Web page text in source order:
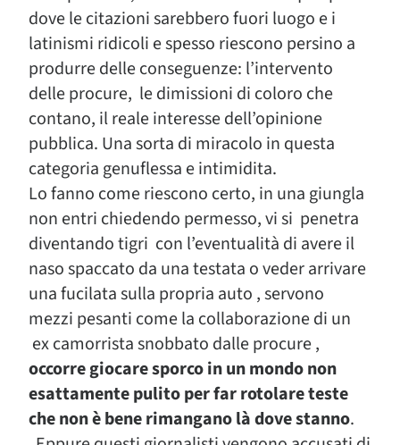
dove le citazioni sarebbero fuori luogo e i
latinismi ridicoli e spesso riescono persino a
produrre delle conseguenze: l’intervento
delle procure, le dimissioni di coloro che
contano, il reale interesse dell’opinione
pubblica. Una sorta di miracolo in questa
categoria genuflessa e intimidita.
Lo fanno come riescono certo, in una giungla
non entri chiedendo permesso, vi si penetra
diventando tigri con l’eventualità di avere il
naso spaccato da una testata o veder arrivare
una fucilata sulla propria auto , servono
mezzi pesanti come la collaborazione di un
ex camorrista snobbato dalle procure ,
occorre giocare sporco in un mondo non
esattamente pulito per far rotolare teste
che non è bene rimangano là dove stanno.